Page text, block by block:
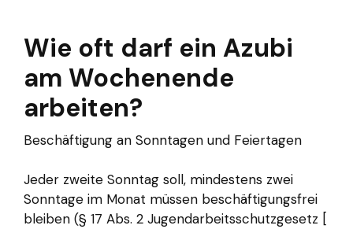
Wie oft darf ein Azubi
am Wochenende
arbeiten?
Beschäftigung an Sonntagen und Feiertagen
Jeder zweite Sonntag soll, mindestens zwei
Sonntage im Monat müssen beschäftigungsfrei
bleiben (§ 17 Abs. 2 Jugendarbeitsschutzgesetz [